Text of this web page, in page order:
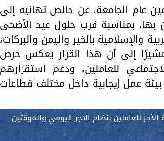
عام الجامعة، عن خالص تهانيه إلى
بها، بمناسبة قرب حلول عيد الأضحى
والإسلامية بالخير واليمن والبركات،
إلى أن هذا القرار يعكس حرص
للعاملين، ودعم استقرارهم
عمل إيجابية داخل مختلف قطاعات
للعاملين بنظام الأجر اليومي والمؤقتين